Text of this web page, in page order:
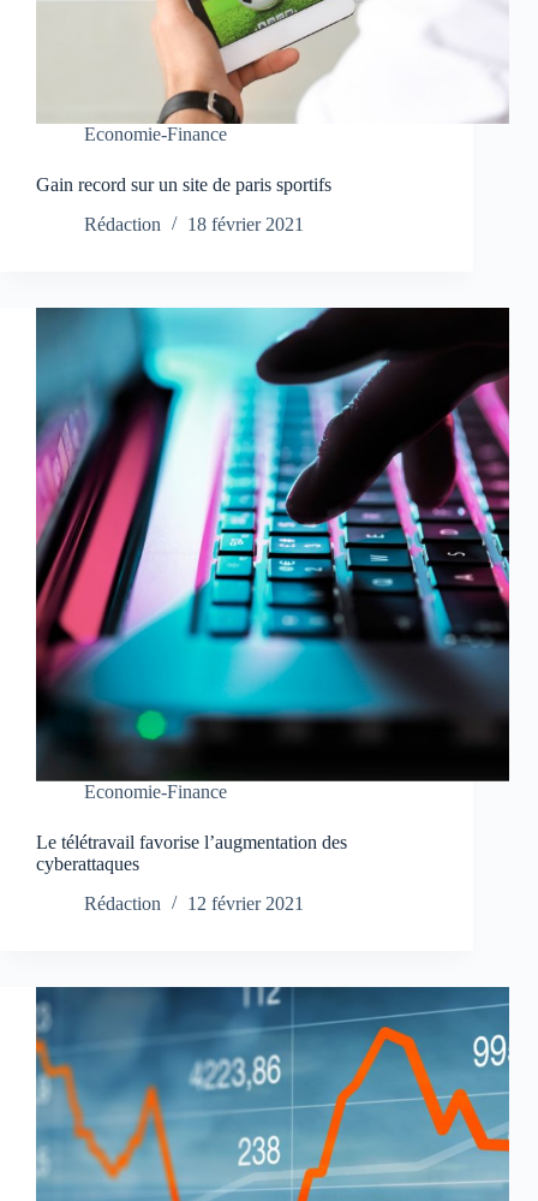
Economie-Finance
Gain record sur un site de paris sportifs
Rédaction
18 février 2021
Economie-Finance
Le télétravail favorise l’augmentation des
cyberattaques
Rédaction
12 février 2021